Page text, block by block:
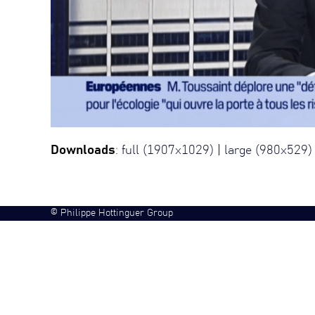
Downloads: full (1907x1029) large (980x529)
© Philippe Hottinguer Group